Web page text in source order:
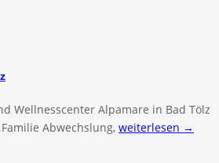
Wellnesscenter Alpamare in Bad Tölz
Abwechslung, weiterlesen →